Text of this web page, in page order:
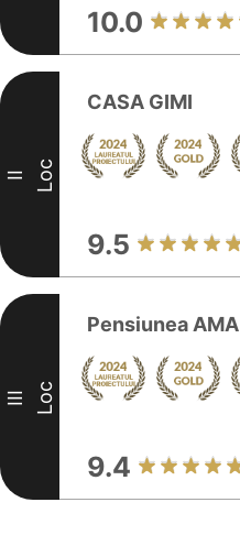
10.0
II Loc
CASA GIMI
9.5
III Loc
Pensiunea AMA
9.4